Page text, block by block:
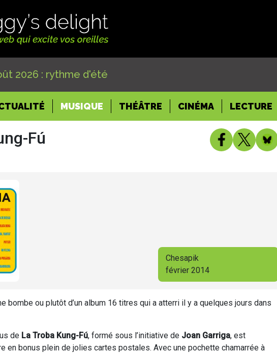
2026 : rythme d'été
MUSIQUE THÉÂTRE CINÉMA LECTURE
Fú
Chesapik
février 2014
bombe ou plutôt d’un album 16 titres qui a atterri il y a quelques jours dans
de La Troba Kung-Fú, formé sous l’initiative de Joan Garriga, est
en bonus plein de jolies cartes postales. Avec une pochette chamarrée à